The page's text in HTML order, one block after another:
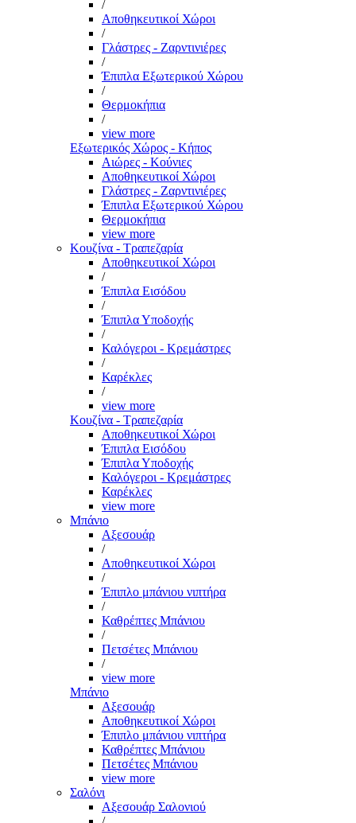
/
Αποθηκευτικοί Χώροι
/
Γλάστρες - Ζαρντινιέρες
/
Έπιπλα Εξωτερικού Χώρου
/
Θερμοκήπια
/
view more
Εξωτερικός Χώρος - Κήπος
Αιώρες - Κούνιες
Αποθηκευτικοί Χώροι
Γλάστρες - Ζαρντινιέρες
Έπιπλα Εξωτερικού Χώρου
Θερμοκήπια
view more
Κουζίνα - Τραπεζαρία
Αποθηκευτικοί Χώροι
/
Έπιπλα Εισόδου
/
Έπιπλα Υποδοχής
/
Καλόγεροι - Κρεμάστρες
/
Καρέκλες
/
view more
Κουζίνα - Τραπεζαρία
Αποθηκευτικοί Χώροι
Έπιπλα Εισόδου
Έπιπλα Υποδοχής
Καλόγεροι - Κρεμάστρες
Καρέκλες
view more
Μπάνιο
Αξεσουάρ
/
Αποθηκευτικοί Χώροι
/
Έπιπλο μπάνιου νιπτήρα
/
Καθρέπτες Μπάνιου
/
Πετσέτες Μπάνιου
/
view more
Μπάνιο
Αξεσουάρ
Αποθηκευτικοί Χώροι
Έπιπλο μπάνιου νιπτήρα
Καθρέπτες Μπάνιου
Πετσέτες Μπάνιου
view more
Σαλόνι
Αξεσουάρ Σαλονιού